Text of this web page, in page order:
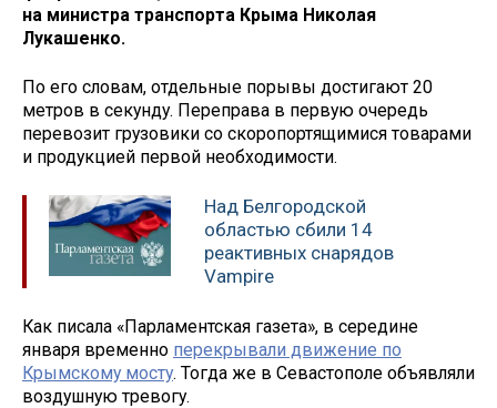
на министра транспорта Крыма Николая
Лукашенко.
По его словам, отдельные порывы достигают 20
метров в секунду. Переправа в первую очередь
перевозит грузовики со скоропортящимися товарами
и продукцией первой необходимости.
Над Белгородской
областью сбили 14
реактивных снарядов
Vampire
Как писала «Парламентская газета», в середине
января временно перекрывали движение по
Крымскому мосту. Тогда же в Севастополе объявляли
воздушную тревогу.